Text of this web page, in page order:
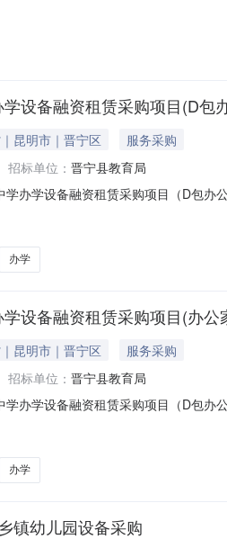
年8月12日9:30时地点盘龙区新迎
设备融资租赁采购项目(D包
昆明市｜晋宁区
服务采购
招标单位： 晋宁县教育局
学办学设备融资租赁采购项目（D包
地点晋宁县公共资源交易中心中标
办学
设备融资租赁采购项目(办公
昆明市｜晋宁区
服务采购
招标单位： 晋宁县教育局
学办学设备融资租赁采购项目（D包
号：KMJN2014040044采购人晋宁县
办学
镇幼儿园设备采购